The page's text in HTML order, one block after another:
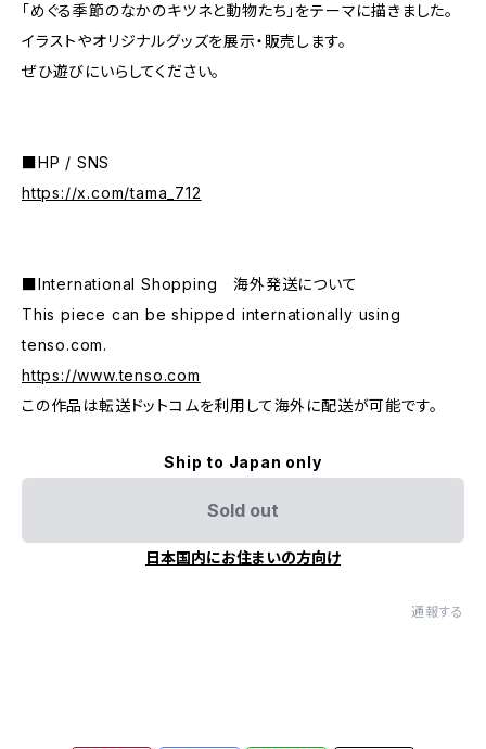
「めぐる季節のなかのキツネと動物たち」をテーマに描きました。
イラストやオリジナルグッズを展示・販売します。
ぜひ遊びにいらしてください。
■HP / SNS
https://x.com/tama_712
■International Shopping 海外発送について
This piece can be shipped internationally using
tenso.com.
https://www.tenso.com
この作品は転送ドットコムを利用して海外に配送が可能です。
Ship to Japan only
Sold out
日本国内にお住まいの方向け
通報する